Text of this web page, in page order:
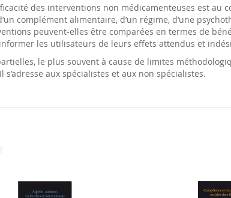
des interventions non médicamenteuses est au
complément alimentaire, d’un régime, d’une
peuvent-elles être comparées en termes de
les utilisateurs de leurs effets attendus et
le plus souvent à cause de limites
aux spécialistes et aux non spécialistes.